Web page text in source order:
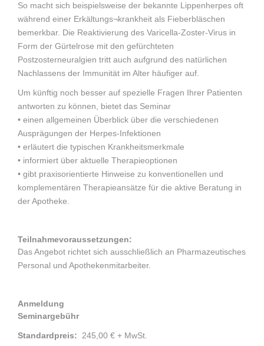
So macht sich beispielsweise der bekannte Lippenherpes oft
während einer Erkältungs¬krankheit als Fieberbläschen
bemerkbar. Die Reaktivierung des Varicella-Zoster-Virus in
Form der Gürtelrose mit den gefürchteten
Postzosterneuralgien tritt auch aufgrund des natürlichen
Nachlassens der Immunität im Alter häufiger auf.
Um künftig noch besser auf spezielle Fragen Ihrer Patienten
antworten zu können, bietet das Seminar
• einen allgemeinen Überblick über die verschiedenen
Ausprägungen der Herpes-Infektionen
• erläutert die typischen Krankheitsmerkmale
• informiert über aktuelle Therapieoptionen
• gibt praxisorientierte Hinweise zu konventionellen und
komplementären Therapieansätze für die aktive Beratung in
der Apotheke.
Teilnahmevoraussetzungen:
Das Angebot richtet sich ausschließlich an Pharmazeutisches
Personal und Apothekenmitarbeiter.
Anmeldung
Seminargebühr
Standardpreis: 245,00 € + MwSt.